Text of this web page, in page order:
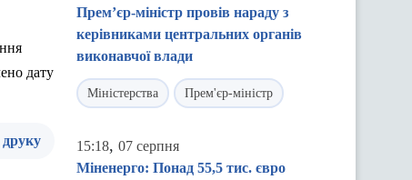
дату
друку
Прем’єр-міністр провів нараду з
керівниками центральних органів
виконавчої влади
Міністерства Прем'єр-міністр
15:18, 07 серпня
Міненерго: Понад 55,5 тис. євро